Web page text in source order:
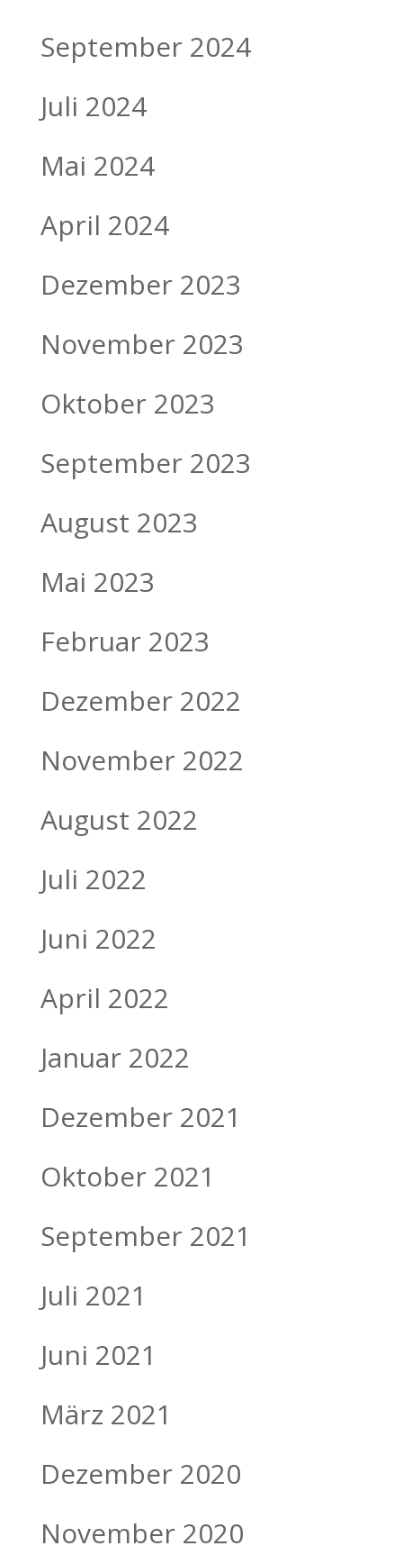
September 2024
Juli 2024
Mai 2024
April 2024
Dezember 2023
November 2023
Oktober 2023
September 2023
August 2023
Mai 2023
Februar 2023
Dezember 2022
November 2022
August 2022
Juli 2022
Juni 2022
April 2022
Januar 2022
Dezember 2021
Oktober 2021
September 2021
Juli 2021
Juni 2021
März 2021
Dezember 2020
November 2020